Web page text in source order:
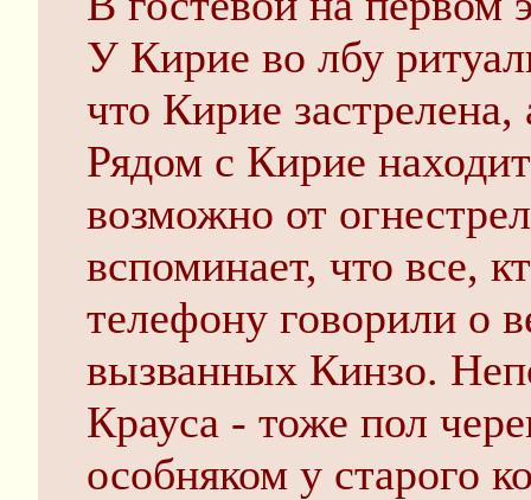
У Кирие во лбу
что Кирие
Рядом с Кирие
возможно от
вспоминает, что все,
телефону говорили о
вызванных Кинзо.
Крауса - тоже пол
особняком у старого